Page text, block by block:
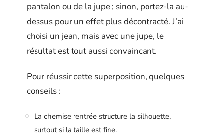
pantalon ou de la jupe ; sinon, portez-la au-
dessus pour un effet plus décontracté. J’ai
choisi un jean, mais avec une jupe, le
résultat est tout aussi convaincant.
Pour réussir cette superposition, quelques
conseils :
La chemise rentrée structure la silhouette,
surtout si la taille est fine.